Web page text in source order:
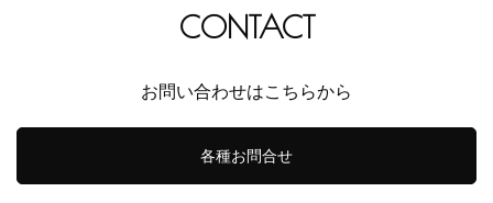
CONTACT
お問い合わせはこちらから
各種お問合せ